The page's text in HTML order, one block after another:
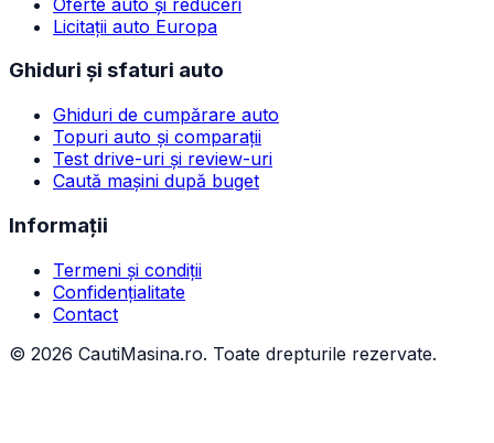
Licitații auto Europa
Ghiduri și sfaturi auto
Ghiduri de cumpărare auto
Topuri auto și comparații
Test drive-uri și review-uri
Caută mașini după buget
Informații
Termeni și condiții
Confidențialitate
Contact
© 2026 CautiMasina.ro. Toate drepturile rezervate.